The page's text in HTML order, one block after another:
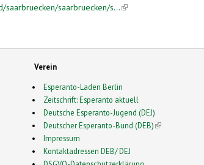
saarbruecken/saarbruecken/s...(link is external)
Verein
Esperanto-Laden Berlin
Zeitschrift: Esperanto aktuell
Deutsche Esperanto-Jugend (DEJ)
Deutscher Esperanto-Bund (DEB)(link is external)
Impressum
Kontaktadressen DEB/ DEJ